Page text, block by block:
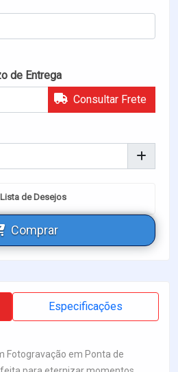
de Entrega
Consultar Frete
Lista de Desejos
Comprar
Especificações
Fotogravação em Ponta de